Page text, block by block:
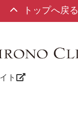
トップへ戻る
ト